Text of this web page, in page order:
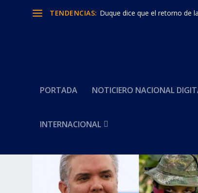
TENDENCIAS: Duque dice que el retorno de
PORTADA NOTICIERO NACIONAL
INTERNACIONAL
Categoría:Golpe al ELN